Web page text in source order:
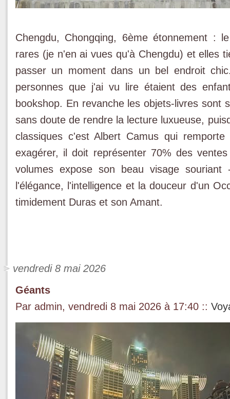
Chengdu, Chongqing, 6ème étonnement :
rares (je n'en ai vues qu'à Chengdu) et elles
passer un moment dans un bel endroit
personnes que j'ai vu lire étaient des
bookshop. En revanche les objets-livres sont
sans doute de rendre la lecture luxueuse,
classiques c'est Albert Camus qui
exagérer, il doit représenter 70% des
volumes expose son beau visage
l'élégance, l'intelligence et la douceur d'un
timidement Duras et son Amant.
vendredi 8 mai 2026
Géants
Par admin, vendredi 8 mai 2026 à 17:40 ::